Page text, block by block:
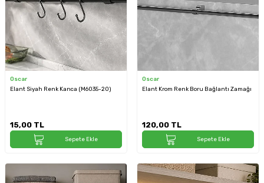
Oscar
Elant Siyah Renk Kanca (M6035-20)
15,00 TL
Sepete Ekle
Oscar
Elant Krom Renk Boru Bağlantı Zamağı
120,00 TL
Sepete Ekle